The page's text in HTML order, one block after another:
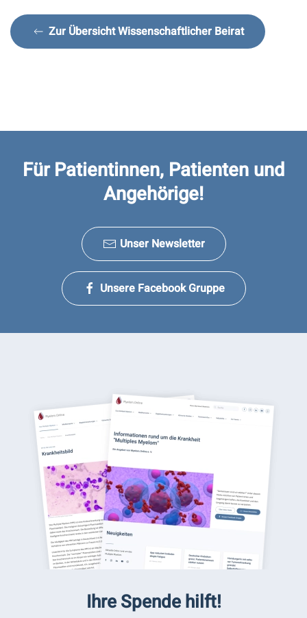
Zur Übersicht Wissenschaftlicher Beirat
Für Patientinnen, Patienten und
Angehörige!
Unser Newsletter
Unsere Facebook Gruppe
Ihre Spende hilft!